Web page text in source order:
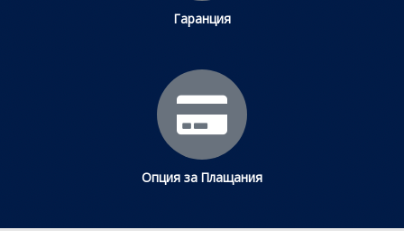
Гаранция
Опция за Плащания